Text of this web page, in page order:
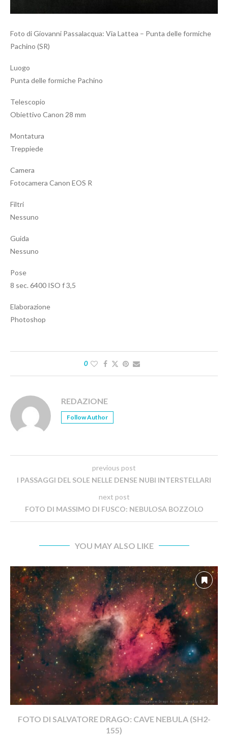
Foto di Giovanni Passalacqua: Via Lattea – Punta delle formiche
Pachino (SR)
Luogo
Punta delle formiche Pachino
Telescopio
Obiettivo Canon 28 mm
Montatura
Treppiede
Camera
Fotocamera Canon EOS R
Filtri
Nessuno
Guida
Nessuno
Pose
8 sec. 6400 ISO f 3,5
Elaborazione
Photoshop
0
REDAZIONE
Follow Author
previous post
I PASSAGGI DEL SOLE NELLE DENSE NUBI INTERSTELLARI
next post
FOTO DI MASSIMO DI FUSCO: NEBULOSA BOZZOLO
YOU MAY ALSO LIKE
FOTO DI SALVATORE DRAGO: CAVE NEBULA (SH2-
155)